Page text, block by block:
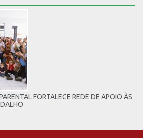
FORTALECE REDE DE APOIO ÀS